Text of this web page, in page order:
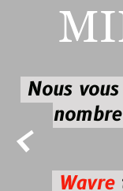

Nous
Wavre